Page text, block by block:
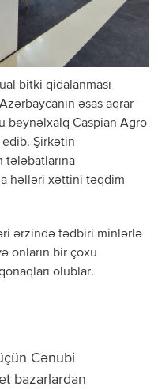
bitki qidalanması
əsas aqrar
beynəlxalq Caspian Agro
Şirkətin
həlləri xəttini təqdim
ərzində tədbiri minlərlə
onların bir çoxu
olublar.
Cənubi
bazarlardan